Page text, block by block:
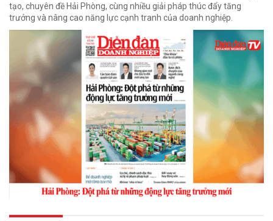
tạo, chuyên đề Hải Phòng, cùng nhiều giải pháp thúc đẩy tăng
trưởng và nâng cao năng lực cạnh tranh của doanh nghiệp.